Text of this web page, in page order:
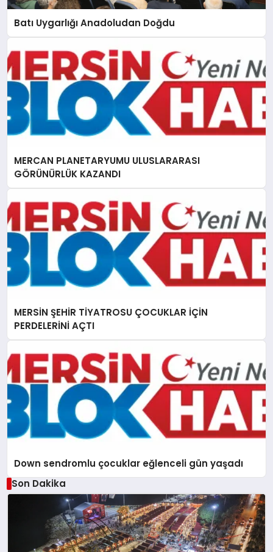
Batı Uygarlığı Anadoludan Doğdu
MERCAN PLANETARYUMU ULUSLARARASI
GÖRÜNÜRLÜK KAZANDI
MERSİN ŞEHİR TİYATROSU ÇOCUKLAR İÇİN
PERDELERİNİ AÇTI
Down sendromlu çocuklar eğlenceli gün yaşadı
Son Dakika